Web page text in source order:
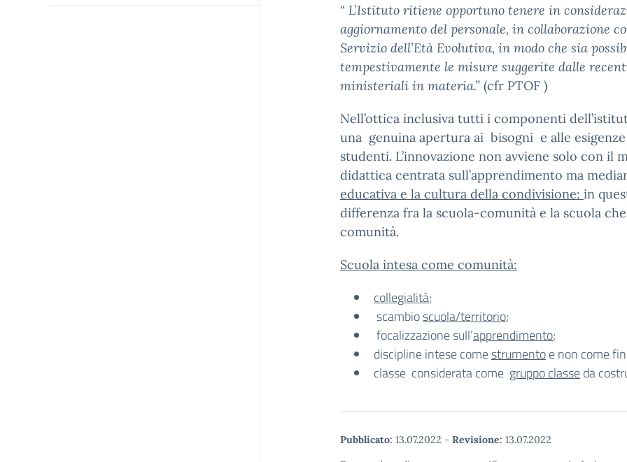
“ L’Istituto ritiene opportuno tenere in
aggiornamento del personale, in collaborazione
Servizio dell’Età Evolutiva, in modo che sia
tempestivamente le misure suggerite dalle
ministeriali in materia.” (cfr PTOF )
Nell’ottica inclusiva tutti i componenti
una genuina apertura ai bisogni e alle
studenti. L’innovazione non avviene solo con il
didattica centrata sull’apprendimento ma
educativa e la cultura della condivisione: in
differenza fra la scuola-comunità e la scuola
comunità.
Scuola intesa come comunità:
collegialità;
scambioscuola/territorio;
focalizzazione sull’apprendimento;
discipline intese comestrumentoe non come
classe considerata come gruppo classeda
Pubblicato: 13.07.2022 - Revisione: 13.07.2022